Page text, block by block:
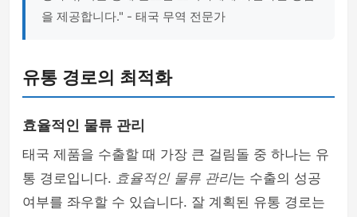
을 제공합니다." - 태국 무역 전문가
유통 경로의 최적화
효율적인 물류 관리
태국 제품을 수출할 때 가장 큰 걸림돌 중 하나는 유
통 경로입니다. 효율적인 물류 관리는 수출의 성공
여부를 좌우할 수 있습니다. 잘 계획된 유통 경로는